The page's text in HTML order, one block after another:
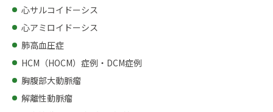
心サルコイドーシス
心アミロイドーシス
肺高血圧症
HCM（HOCM）症例・DCM症例
胸腹部大動脈瘤
解離性動脈瘤